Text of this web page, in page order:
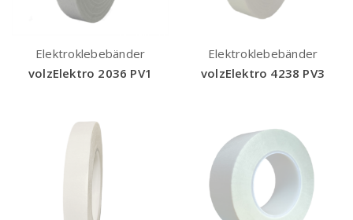
Elektroklebebänder
volzElektro 2036 PV1
Elektroklebebänder
volzElektro 4238 PV3